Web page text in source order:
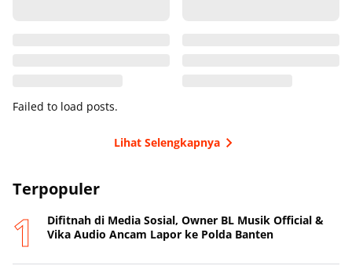
Failed to load posts.
Lihat Selengkapnya
Terpopuler
Difitnah di Media Sosial, Owner BL Musik Official &
Vika Audio Ancam Lapor ke Polda Banten